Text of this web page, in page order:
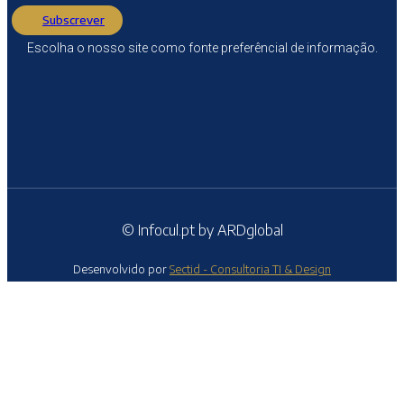
Subscrever
Escolha o nosso site como fonte preferêncial de informação.
© Infocul.pt by ARDglobal
Desenvolvido porSectid - Consultoria TI & Design